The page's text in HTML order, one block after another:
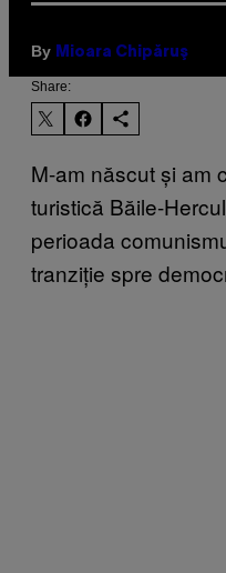
By Mioara Chipăruş
Share:
M-am născut și am
turistică Băile-
perioada
tranziție spre